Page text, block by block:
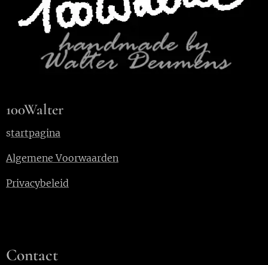
100Walter
startpagina
Algemene Voorwaarden
Privacybeleid
Contact